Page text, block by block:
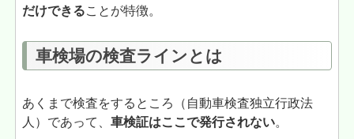
だけできることが特徴。
車検場の検査ラインとは
あくまで検査をするところ（自動車検査独立行政法
人）であって、車検証はここで発行されない。